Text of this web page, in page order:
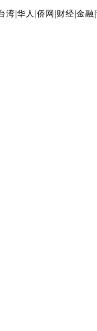
湾 |华人 |侨网 财经 |金融 |